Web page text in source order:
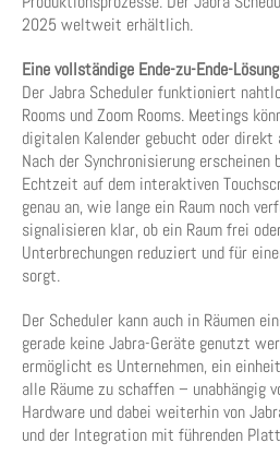
2025 weltweit erhältlich.
Eine vollständige Ende-zu-Ende-Lösung
Der Jabra Scheduler funktioniert
Rooms und Zoom Rooms. Meetings
digitalen Kalender gebucht oder direkt
Nach der Synchronisierung
Echtzeit auf dem interaktiven
genau an, wie lange ein Raum noch
signalisieren klar, ob ein Raum frei
Unterbrechungen reduziert und für
sorgt.
Der Scheduler kann auch in Räumen
gerade keine Jabra-Geräte genutzt
ermöglicht es Unternehmen, ein
alle Räume zu schaffen – unabhängig
Hardware und dabei weiterhin von
und der Integration mit führenden